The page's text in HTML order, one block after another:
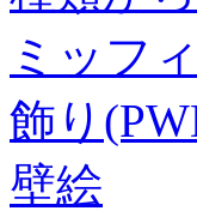
ミッフ
飾り
壁絵